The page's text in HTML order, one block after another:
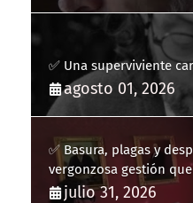
✅ Una superviviente
agosto 01, 2026
✅ Basura, plagas y
vergonzosa gestión
Llucmajor
julio 31, 2026